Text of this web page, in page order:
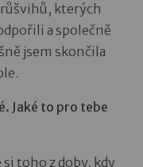
kterých
a společně
jsem skončila
Jaké to pro tebe
toho z doby, kdy